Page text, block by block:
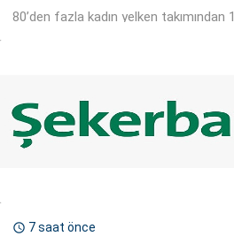
80’den fazla kadın yelken takımından 1.
 7 saat önce